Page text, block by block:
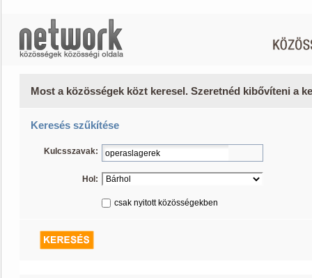
Most a közösségek közt keresel. Szeretnéd kibővíteni a
Keresés szűkítése
Kulcsszavak:
Hol:
csak nyitott közösségekben